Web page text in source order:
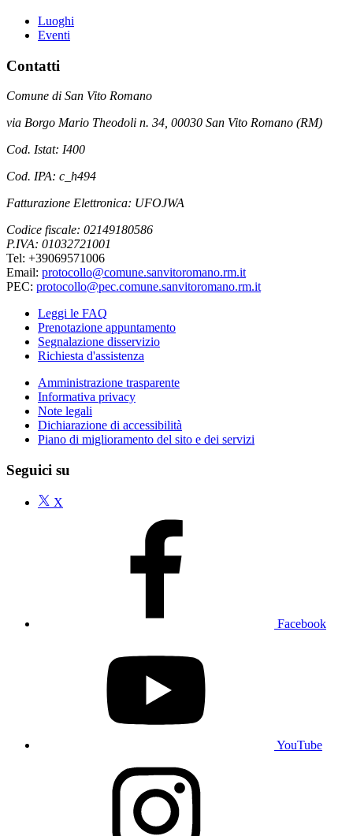
Luoghi
Eventi
Contatti
Comune di San Vito Romano
via Borgo Mario Theodoli n. 34, 00030 San Vito Romano (RM)
Cod. Istat: I400
Cod. IPA: c_h494
Fatturazione Elettronica: UFOJWA
Codice fiscale: 02149180586
P.IVA: 01032721001
Tel: +39069571006
Email: protocollo@comune.sanvitoromano.rm.it
PEC: protocollo@pec.comune.sanvitoromano.rm.it
Leggi le FAQ
Prenotazione appuntamento
Segnalazione disservizio
Richiesta d'assistenza
Amministrazione trasparente
Informativa privacy
Note legali
Dichiarazione di accessibilità
Piano di miglioramento del sito e dei servizi
Seguici su
X
Facebook
YouTube